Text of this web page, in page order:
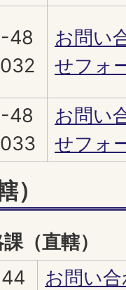
48
お問い
せフォ
48
お問い
せフォ
）
（直轄）
お問い